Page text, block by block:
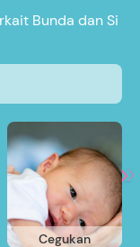
Bunda dan Si
Cegukan